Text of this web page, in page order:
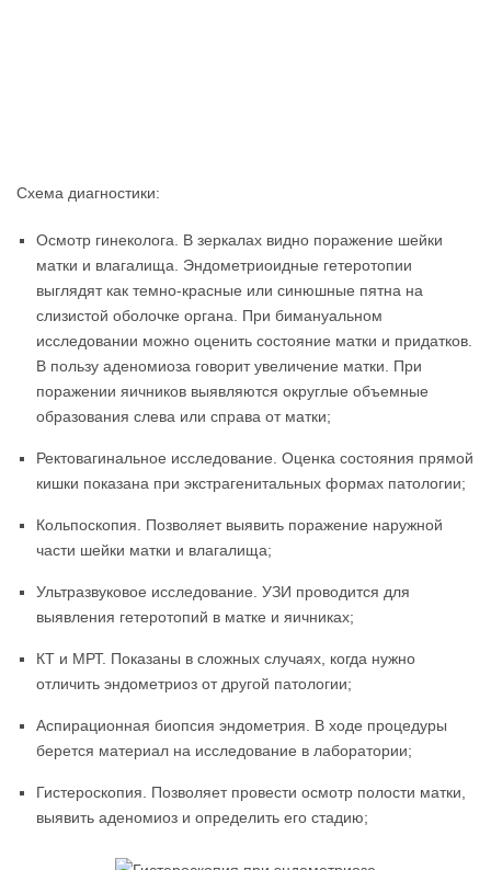
Схема диагностики:
Осмотр гинеколога. В зеркалах видно поражение шейки
матки и влагалища. Эндометриоидные гетеротопии
выглядят как темно-красные или синюшные пятна на
слизистой оболочке органа. При бимануальном
исследовании можно оценить состояние матки и придатков.
В пользу аденомиоза говорит увеличение матки. При
поражении яичников выявляются округлые объемные
образования слева или справа от матки;
Ректовагинальное исследование. Оценка состояния прямой
кишки показана при экстрагенитальных формах патологии;
Кольпоскопия. Позволяет выявить поражение наружной
части шейки матки и влагалища;
Ультразвуковое исследование. УЗИ проводится для
выявления гетеротопий в матке и яичниках;
КТ и МРТ. Показаны в сложных случаях, когда нужно
отличить эндометриоз от другой патологии;
Аспирационная биопсия эндометрия. В ходе процедуры
берется материал на исследование в лаборатории;
Гистероскопия. Позволяет провести осмотр полости матки,
выявить аденомиоз и определить его стадию;